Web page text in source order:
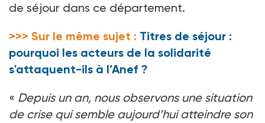
de séjour dans ce département.
>>> Sur le même sujet : Titres de séjour :
pourquoi les acteurs de la solidarité
s'attaquent-ils à l’Anef ?
« Depuis un an, nous observons une situation
de crise qui semble aujourd’hui atteindre son